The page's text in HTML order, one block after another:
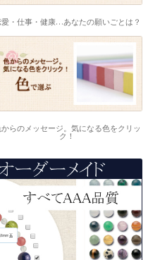
愛・仕事・健康…あなたの願いごとは？
らのメッセージ。気になる色をクリッ
ク！